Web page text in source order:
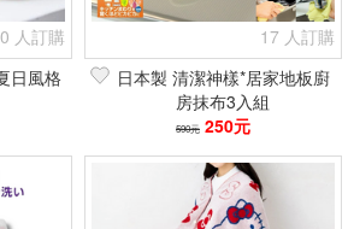
人訂購
日風格
17 人訂購
日本製 清潔神樣*居家地板廚
房抹布3入組
590元 250元